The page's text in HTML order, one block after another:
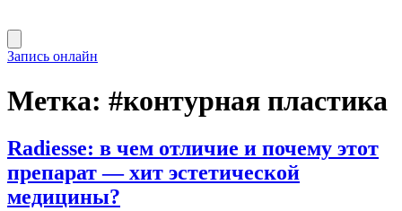
Запись онлайн
Метка: #контурная пластика
Radiesse: в чем отличие и почему этот
препарат — хит эстетической
медицины?